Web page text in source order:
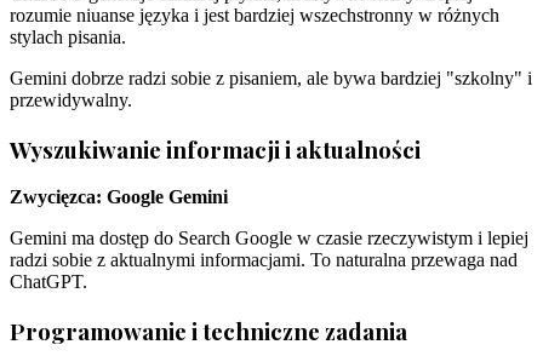
rozumie niuanse języka i jest bardziej wszechstronny w różnych
stylach pisania.
Gemini dobrze radzi sobie z pisaniem, ale bywa bardziej "szkolny" i
przewidywalny.
Wyszukiwanie informacji i aktualności
Zwycięzca: Google Gemini
Gemini ma dostęp do Search Google w czasie rzeczywistym i lepiej
radzi sobie z aktualnymi informacjami. To naturalna przewaga nad
ChatGPT.
Programowanie i techniczne zadania